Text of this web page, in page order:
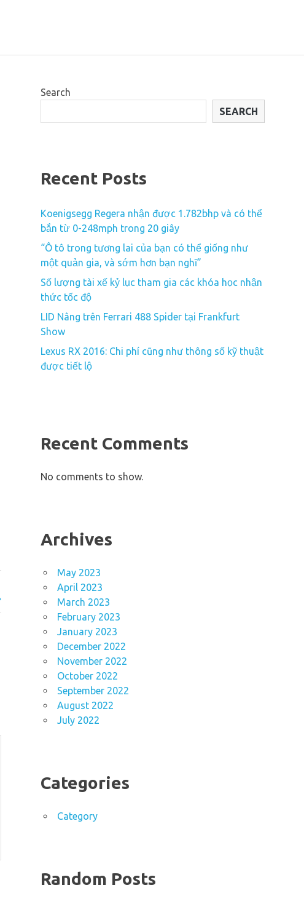
Search
SEARCH
Recent Posts
Koenigsegg Regera nhận được 1.782bhp và có thể
bắn từ 0-248mph trong 20 giây
“Ô tô trong tương lai của bạn có thể giống như
một quản gia, và sớm hơn bạn nghĩ”
Số lượng tài xế kỷ lục tham gia các khóa học nhận
thức tốc độ
LID Nâng trên Ferrari 488 Spider tại Frankfurt
Show
Lexus RX 2016: Chi phí cũng như thông số kỹ thuật
được tiết lộ
Recent Comments
No comments to show.
Archives
May 2023
April 2023
March 2023
February 2023
January 2023
December 2022
November 2022
October 2022
September 2022
August 2022
July 2022
Categories
Category
Random Posts